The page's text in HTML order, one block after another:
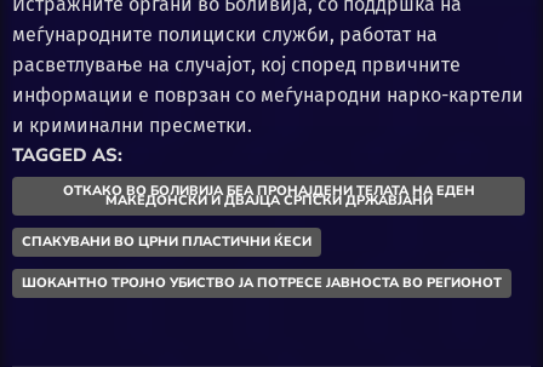
меѓународните полициски служби, работат на
расветлување на случајот, кој според првичните
информации е поврзан со меѓународни нарко-картели
и криминални пресметки.
TAGGED AS:
ОТКАКО ВО БОЛИВИЈА БЕА ПРОНАЈДЕНИ ТЕЛАТА НА ЕДЕН
МАКЕДОНСКИ И ДВАЈЦА СРПСКИ ДРЖАВЈАНИ
СПАКУВАНИ ВО ЦРНИ ПЛАСТИЧНИ ЌЕСИ
ШОКАНТНО ТРОЈНО УБИСТВО ЈА ПОТРЕСЕ ЈАВНОСТА ВО РЕГИОНОТ